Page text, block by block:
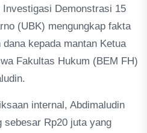
Demonstrasi 15
(UBK) mengungkap fakta
kepada mantan Ketua
Fakultas Hukum (BEM FH)
internal, Abdimaludin
sebesar Rp20 juta yang